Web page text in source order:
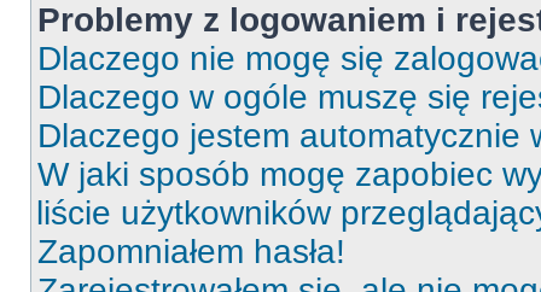
Problemy z logowaniem i
Dlaczego nie mogę się
Dlaczego w ogóle muszę się
Dlaczego jestem automatycznie
W jaki sposób mogę zapobiec
liście użytkowników
Zapomniałem hasła!